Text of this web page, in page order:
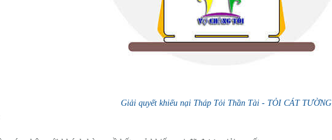
Giải quyết khiếu nại Tháp Tỏi Thần Tài - TỎI CÁT TƯỜNG